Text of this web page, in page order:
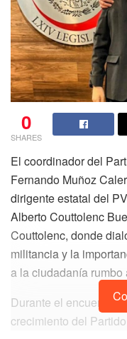
0
SHARES
El coordinador del
Fernando Muñoz
dirigente estatal del
Alberto Couttolenc
Couttolenc, donde
militancia y la
a la ciudadanía
Durante el encuentro,
crecimiento del